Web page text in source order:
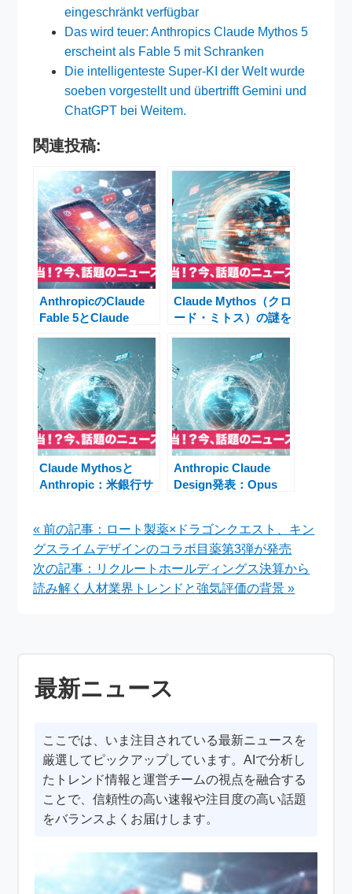
eingeschränkt verfügbar
Das wird teuer: Anthropics Claude Mythos 5
erscheint als Fable 5 mit Schranken
Die intelligenteste Super-KI der Welt wurde
soeben vorgestellt und übertrifft Gemini und
ChatGPT bei Weitem.
関連投稿:
AnthropicのClaude
Fable 5とClaude
新とBT「Project
Glasswing」で広がる
AIとネットワーク防御
の最前線
Claude Mythos（クロ
ード・ミトス）の謎を
代AIリークで読み方と
能力が話題
Claude Mythosと
Anthropic：米銀行サ
Anthropic Claude
Design発表：Opus
« 前の記事：ロート製薬×ドラゴンクエスト、キン
グスライムデザインのコラボ目薬第3弾が発売
次の記事：リクルートホールディングス決算から
読み解く人材業界トレンドと強気評価の背景 »
最新ニュース
ここでは、いま注目されている最新ニュースを
厳選してピックアップしています。AIで分析し
たトレンド情報と運営チームの視点を融合する
ことで、信頼性の高い速報や注目度の高い話題
をバランスよくお届けします。